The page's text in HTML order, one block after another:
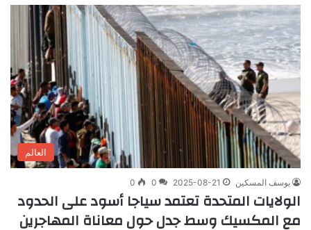
العالم
يوسف المسكين 2025-08-21
0
0
الولايات المتحدة تعتمد سياجا أسود على الحدود
مع المكسيك وسط جدل حول معاناة المهاجرين